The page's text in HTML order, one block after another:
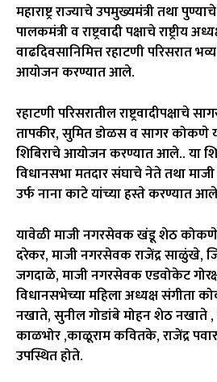
महाराष्ट्र राज्याचे उपमुख्यमंत्री तथा
पालकमंत्री व राष्ट्रवादी पक्षाचे राष्ट्रीय
वाढदिवसानिमित्त रहाटणी परिसरात
आयोजन करण्यात आले.
रहाटणी परिसरातील राष्ट्रवादीपक्षाचे
तापकीर, सुमित डोळस व सागर कोकणे
शिबिराचे आयोजन करण्यात आले.. या
विधानसभा मतदार संघाचे नेते तथा माजी
उर्फ नाना काटे यांच्या हस्ते करण्यात
यावेळी माजी नगरसेवक खंडू शेठ
दरेकर, माजी नगरसेवक राजेंद्र साळुंखे,
जगदाळे, माजी नगरसेवक एडवोकेट
विधानसभेच्या महिला अध्यक्ष
नखाते, सुनील गोडांबे मोहन शेठ नखाते
काळभोर ,काळूराम कवितके, राजेंद्र
उपस्थित होते.